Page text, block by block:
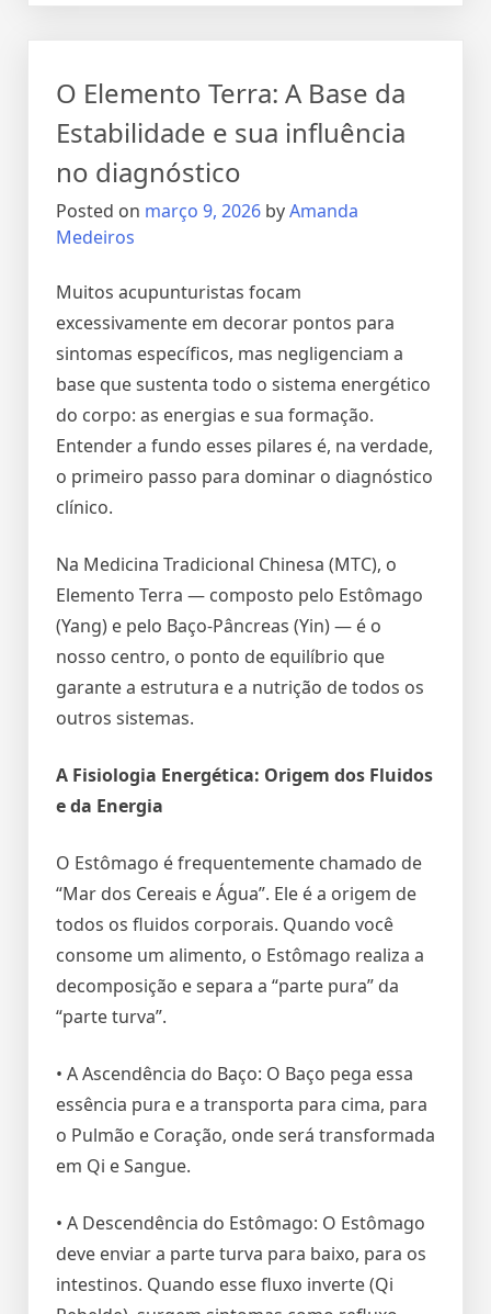
O Elemento Terra: A Base da
Estabilidade e sua influência
no diagnóstico
Posted on março 9, 2026 byAmanda
Medeiros
Muitos acupunturistas focam
excessivamente em decorar pontos para
sintomas específicos, mas negligenciam a
base que sustenta todo o sistema energético
do corpo: as energias e sua formação.
Entender a fundo esses pilares é, na verdade,
o primeiro passo para dominar o diagnóstico
clínico.
Na Medicina Tradicional Chinesa (MTC), o
Elemento Terra — composto pelo Estômago
(Yang) e pelo Baço-Pâncreas (Yin) — é o
nosso centro, o ponto de equilíbrio que
garante a estrutura e a nutrição de todos os
outros sistemas.
A Fisiologia Energética: Origem dos Fluidos
e da Energia
O Estômago é frequentemente chamado de
“Mar dos Cereais e Água”. Ele é a origem de
todos os fluidos corporais. Quando você
consome um alimento, o Estômago realiza a
decomposição e separa a “parte pura” da
“parte turva”.
• A Ascendência do Baço: O Baço pega essa
essência pura e a transporta para cima, para
o Pulmão e Coração, onde será transformada
em Qi e Sangue.
• A Descendência do Estômago: O Estômago
deve enviar a parte turva para baixo, para os
intestinos. Quando esse fluxo inverte (Qi